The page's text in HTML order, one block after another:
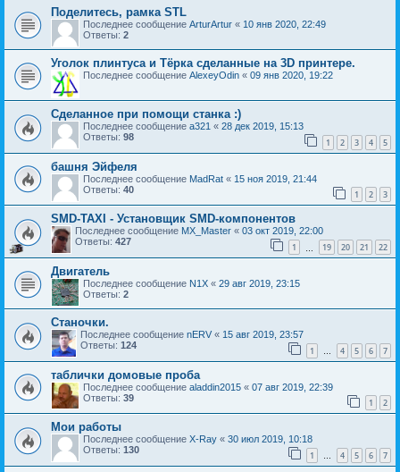
Поделитесь, рамка STL
Последнее сообщение ArturArtur « 10 янв 2020, 22:49
Ответы: 2
Уголок плинтуса и Тёрка сделанные на 3D принтере.
Последнее сообщение AlexeyOdin « 09 янв 2020, 19:22
Сделанное при помощи станка :)
Последнее сообщение a321 « 28 дек 2019, 15:13
Ответы: 98 1 2 3 4 5
башня Эйфеля
Последнее сообщение MadRat « 15 ноя 2019, 21:44
Ответы: 40 1 2 3
SMD-TAXI - Установщик SMD-компонентов
Последнее сообщение MX_Master « 03 окт 2019, 22:00
Ответы: 427 1 19 20 21 22
Двигатель
Последнее сообщение N1X « 29 авг 2019, 23:15
Ответы: 2
Станочки.
Последнее сообщение nERV « 15 авг 2019, 23:57
Ответы: 124 1 … 4 5 6 7
таблички домовые проба
Последнее сообщение aladdin2015 « 07 авг 2019, 22:39
Ответы: 39 1 2
Мои работы
Последнее сообщение X-Ray « 30 июл 2019, 10:18
Ответы: 130 1 … 4 5 6 7